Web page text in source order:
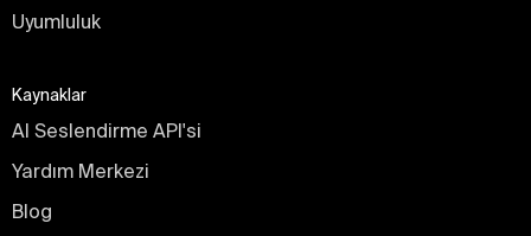
Uyumluluk
Kaynaklar
AI Seslendirme API'si
Yardım Merkezi
Blog